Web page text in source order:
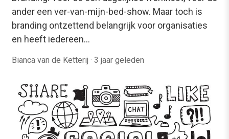
ander een ver-van-mijn-bed-show. Maar toch is
branding ontzettend belangrijk voor organisaties
en heeft iedereen…
Bianca van de Ketterij · 3 jaar geleden